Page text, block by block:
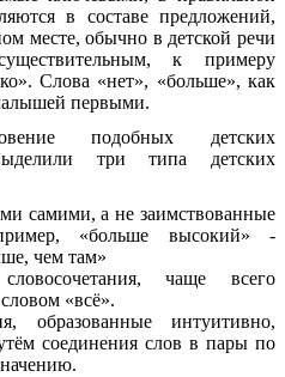
в составе предложений,
месте, обычно в детской речи
к примеру
Слова «нет», «больше», как
первыми.
подобных детских
три типа детских
самими, а не заимствованные
«больше высокий» -
чем там»
чаще всего
«всё».
образованные интуитивно,
соединения слов в пары по